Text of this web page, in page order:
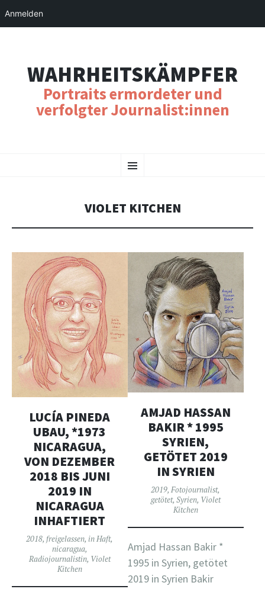
WAHRHEITSKÄMPFER
Portraits ermordeter und
verfolgter Journalist:innen
Menu
TO
VIOLET KITCHEN
LUCÍA PINEDA
UBAU, *1973
NICARAGUA,
VON DEZEMBER
2018 BIS JUNI
2019 IN
NICARAGUA
INHAFTIERT
2018, freigelassen,in Haft,
nicaragua,
Radiojournalistin, Violet
Kitchen
AMJAD HASSAN
BAKIR * 1995
SYRIEN,
GETÖTET 2019
IN SYRIEN
2019,Fotojournalist,
getötet, Syrien, Violet
Kitchen
Amjad Hassan Bakir *
1995 in Syrien, getötet
2019 in Syrien Bakir
Anmelden